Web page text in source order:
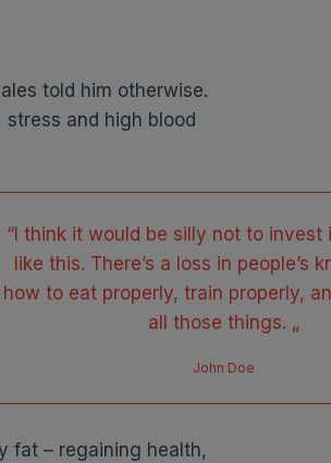
told him otherwise.
and high blood
“I think it would be silly not to invest
like this. There’s a loss in people’s
how to eat properly, train properly,
all those things. „
John Doe
fat – regaining health,